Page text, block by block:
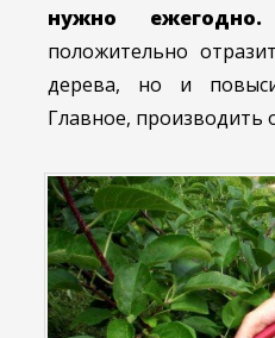
нужно ежегодно.
положительно
дерева, но и
Главное, производить